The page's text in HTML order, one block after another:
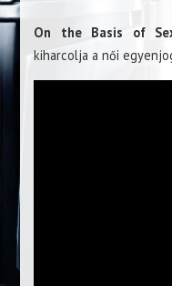
On the Basis of
kiharcolja a női